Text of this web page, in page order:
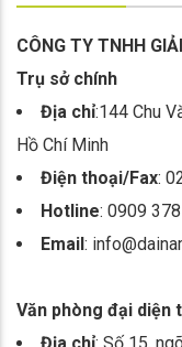
CÔNG TY TNHH
Trụ sở chính
Địa chỉ:144 Chu
Hồ Chí Minh
Điện thoại/Fax:
Hotline: 0909
Email:
Văn phòng đại diện